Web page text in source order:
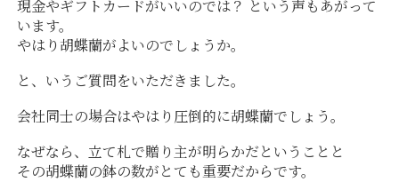
現金やギフトカードがいいのでは？ という声もあがって
います。
やはり胡蝶蘭がよいのでしょうか。
と、いうご質問をいただきました。
会社同士の場合はやはり圧倒的に胡蝶蘭でしょう。
なぜなら、立て札で贈り主が明らかだということと
その胡蝶蘭の鉢の数がとても重要だからです。